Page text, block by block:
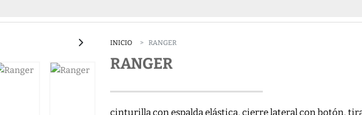
INICIO RANGER
RANGER
cinturilla con espalda elástica, cierre lateral con botón,